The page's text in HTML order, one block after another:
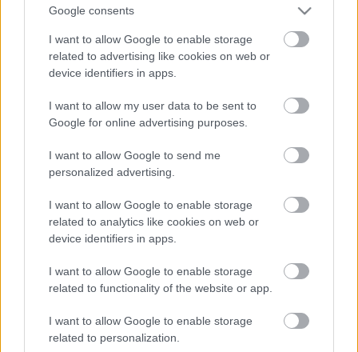
Google consents
I want to allow Google to enable storage
related to advertising like cookies on web or
device identifiers in apps.
I want to allow my user data to be sent to
Google for online advertising purposes.
I want to allow Google to send me
personalized advertising.
I want to allow Google to enable storage
related to analytics like cookies on web or
device identifiers in apps.
I want to allow Google to enable storage
related to functionality of the website or app.
I want to allow Google to enable storage
related to personalization.
Ők lesznek A holnap legendái című
Jasinka Ádám 2016. augusztus 18.
Amilyen sokat kellett várnunk arra, hogy Barry Allen
és kis csapata megérkezzen Magyarországra, most